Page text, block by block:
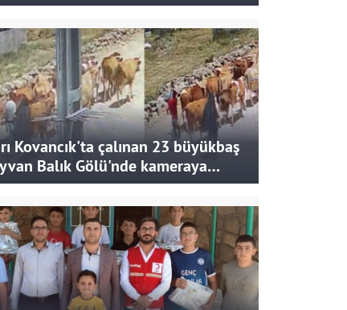
Kovancık'ta çalınan 23 büyükbaş
Balık Gölü'nde kameraya